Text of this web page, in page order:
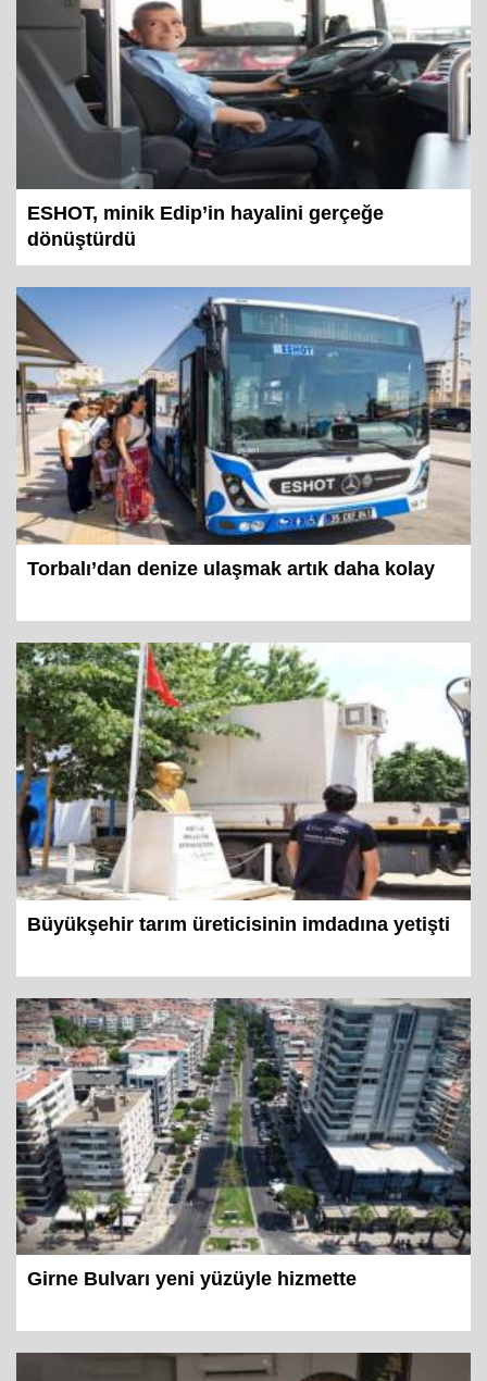
ESHOT, minik Edip’in hayalini gerçeğe
dönüştürdü
Torbalı’dan denize ulaşmak artık daha kolay
Büyükşehir tarım üreticisinin imdadına yetişti
Girne Bulvarı yeni yüzüyle hizmette